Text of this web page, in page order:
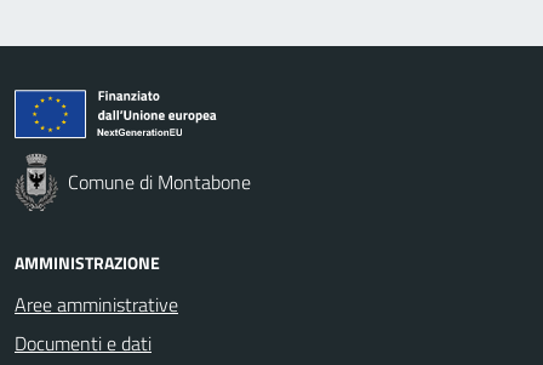
Comune di Montabone
AMMINISTRAZIONE
Aree amministrative
Documenti e dati